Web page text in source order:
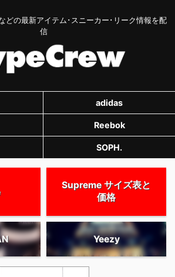
の最新アイテム･スニーカー･リーク情報を配
信
adidas
Reebok
SOPH.
Supreme サイズ表と
価格
Yeezy